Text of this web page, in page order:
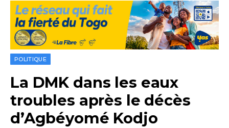
POLITIQUE
La DMK dans les eaux
troubles après le décès
d’Agbéyomé Kodjo